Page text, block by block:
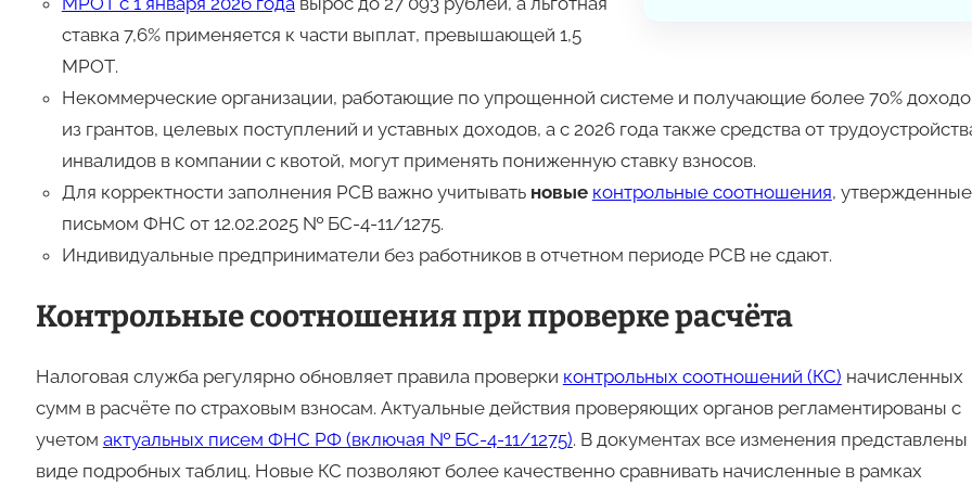
ставка 7,6% применяется к части выплат, превышающей 1,5
МРОТ.
Некоммерческие организации, работающие по упрощенной системе и получающие более 70%
из грантов, целевых поступлений и уставных доходов, а с 2026 года также средства от
инвалидов в компании с квотой, могут применять пониженную ставку взносов.
Для корректности заполнения РСВ важно учитывать новые контрольные соотношения, утвержденные
письмом ФНС от 12.02.2025 № БС-4-11/1275.
Индивидуальные предприниматели без работников в отчетном периоде РСВ не сдают.
Контрольные соотношения при проверке расчёта
Налоговая служба регулярно обновляет правила проверки контрольных соотношений (КС) начисленных
сумм в расчёте по страховым взносам. Актуальные действия проверяющих органов регламентированы с
учетом актуальных писем ФНС РФ (включая № БС-4-11/1275). В документах все изменения представлены
виде подробных таблиц. Новые КС позволяют более качественно сравнивать начисленные в рамках